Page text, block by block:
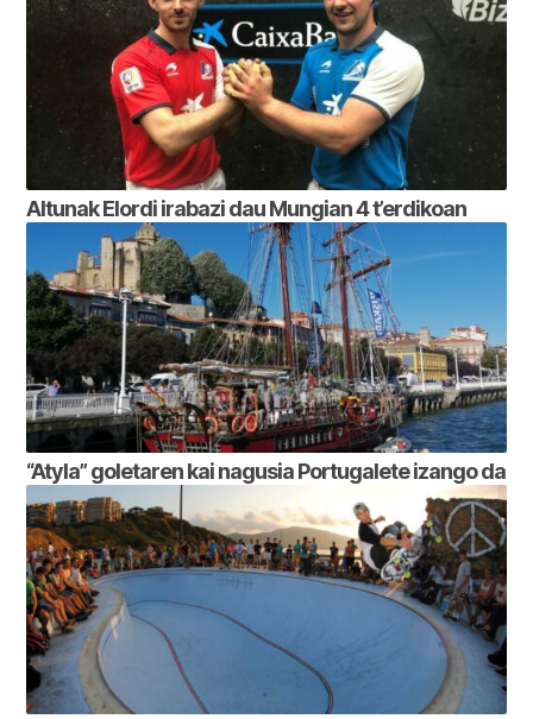
Altunak Elordi irabazi dau Mungian 4 t’erdikoan
“Atyla” goletaren kai nagusia Portugalete izango da